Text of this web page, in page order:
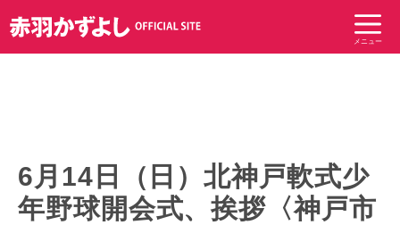
ン
テ
メニュー
6月14日（日）北神戸軟式少
年野球開会式、挨拶〈神戸市